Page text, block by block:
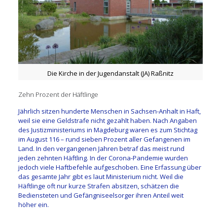
Die Kirche in der Jugendanstalt (JA) Raßnitz
Zehn Prozent der Häftlinge
Jährlich sitzen hunderte Menschen in Sachsen-Anhalt in Haft,
weil sie eine Geldstrafe nicht gezahlt haben. Nach Angaben
des Justizministeriums in Magdeburg waren es zum Stichtag
im August 116 – rund sieben Prozent aller Gefangenen im
Land. In den vergangenen Jahren betraf das meist rund
jeden zehnten Häftling. In der Corona-Pandemie wurden
jedoch viele Haftbefehle aufgeschoben. Eine Erfassung über
das gesamte Jahr gibt es laut Ministerium nicht. Weil die
Häftlinge oft nur kurze Strafen absitzen, schätzen die
Bediensteten und Gefängniseelsorger ihren Anteil weit
höher ein.